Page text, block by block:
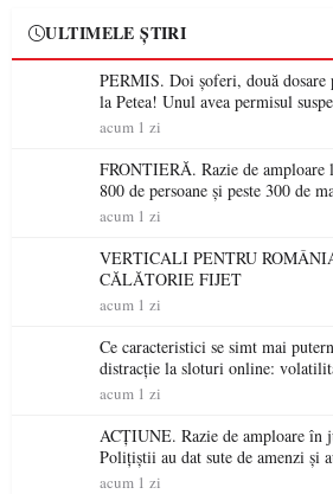
ULTIMELE ȘTIRI
PERMIS. Doi șoferi, două dosare
la Petea! Unul avea permisul
niciodată permis
acum 1 zi
FRONTIERĂ. Razie de amploare
800 de persoane și peste 300 de
acum 1 zi
VERTICALI PENTRU
CĂLĂTORIE FIJET
acum 1 zi
Ce caracteristici se simt mai
distracție la sloturi online:
acum 1 zi
ACȚIUNE. Razie de amploare în
Polițiștii au dat sute de amenzi și
permis într-o singură zi
acum 1 zi